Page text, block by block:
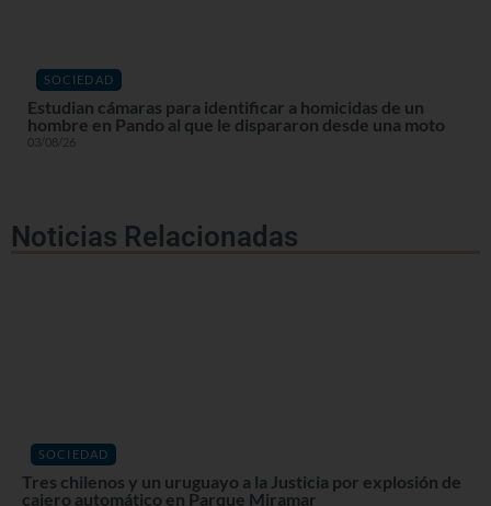
SOCIEDAD
Estudian cámaras para identificar a homicidas de un
hombre en Pando al que le dispararon desde una moto
03/08/26
Noticias Relacionadas
SOCIEDAD
Tres chilenos y un uruguayo a la Justicia por explosión de
cajero automático en Parque Miramar